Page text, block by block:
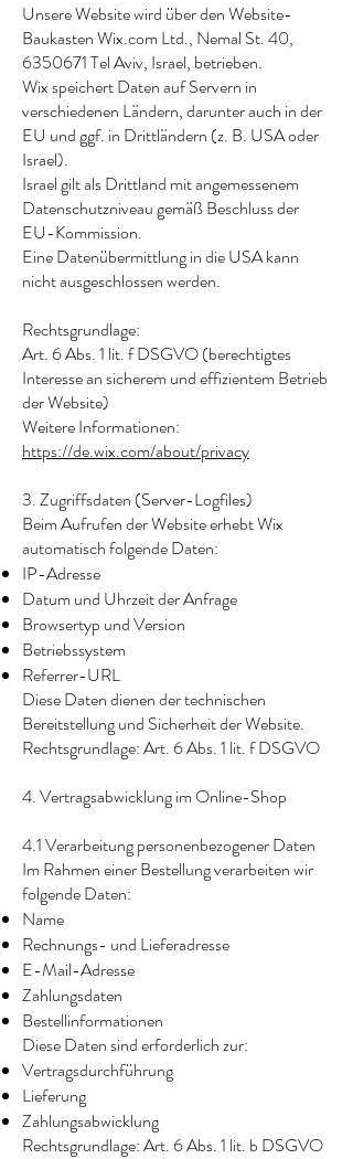
Unsere Website wird über den Website-
Baukasten Wix.com Ltd., Nemal St. 40,
6350671Tel Aviv, Israel, betrieben.
Wix speichert Daten auf Servern in
verschiedenen Ländern, darunter auch in der
EU und ggf. in Drittländern (z. B. USA oder
Israel).
Israel gilt als Drittland mit angemessenem
Datenschutzniveau gemäß Beschluss der
EU-Kommission.
Eine Datenübermittlung in die USA kann
nicht ausgeschlossen werden.
Rechtsgrundlage:
Art. 6 Abs. 1 lit. f DSGVO (berechtigtes
Interesse an sicherem und effizientem Betrieb
der Website)
Weitere Informationen:
https://de.wix.com/about/privacy
3. Zugriffsdaten (Server-Logfiles)
Beim Aufrufen der Website erhebt Wix
automatisch folgende Daten:
IP-Adresse
Datum und Uhrzeit der Anfrage
Browsertyp und Version
Betriebssystem
Referrer-URL
Diese Daten dienen der technischen
Bereitstellung und Sicherheit der Website.
Rechtsgrundlage: Art. 6 Abs. 1 lit. f DSGVO
4. Vertragsabwicklung im Online-Shop
4.1 Verarbeitung personenbezogener Daten
Im Rahmen einer Bestellung verarbeiten wir
folgende Daten:
Name
Rechnungs- und Lieferadresse
E-Mail-Adresse
Zahlungsdaten
Bestellinformationen
Diese Daten sind erforderlich zur:
Vertragsdurchführung
Lieferung
Zahlungsabwicklung
Rechtsgrundlage: Art. 6 Abs. 1 lit. b DSGVO